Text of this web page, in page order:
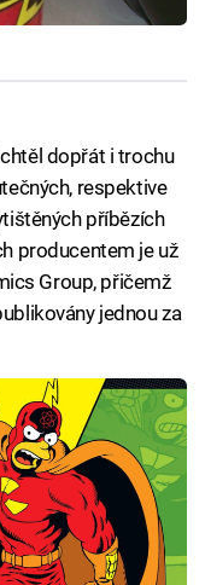
dopřát i trochu
respektive
příbězích
producentem je už
Group, přičemž
jednou za